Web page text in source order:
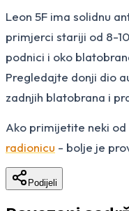
Leon 5F ima solidnu
primjerci stariji od 8-
podnici i oko
Pregledajte donji dio
zadnjih blatobrana i
Ako primijetite neki
radionicu - bolje je
Podijeli